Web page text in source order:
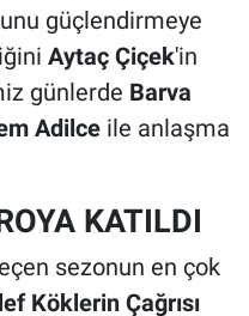
güçlendirmeye
Aytaç Çiçek'in
günlerde Barva
Adilceile anlaşma
KATILDI
sezonun en çok
Köklerin Çağrısı